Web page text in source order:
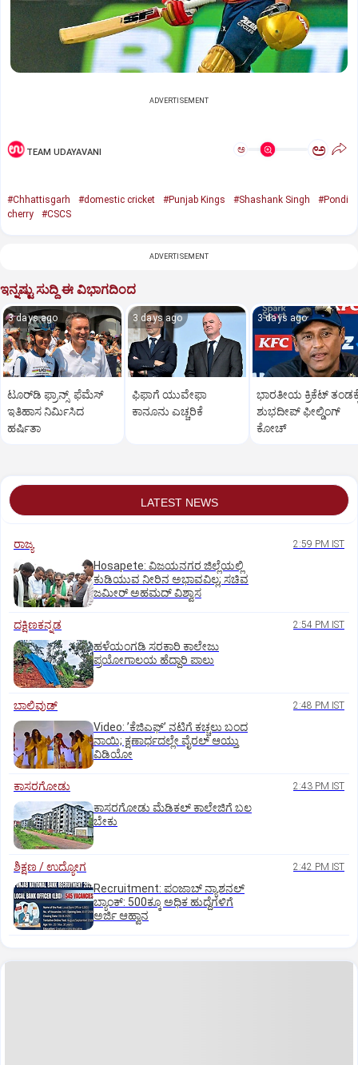
ADVERTISEMENT
TEAM UDAYAVANI ಅ ಅ
#Chhattisgarh #domestic cricket #Punjab Kings #Shashank Singh
#Pondi
cherry
#CSCS
ADVERTISEMENT
ಇನ್ನಷ್ಟು ಸುದ್ದಿ ಈ ವಿಭಾಗದಿಂದ
3 days ago
ಟೂರ್‌ಡಿ ಫ್ರಾನ್ಸ್‌ ಫೆಮೆಸ್‌
ಇತಿಹಾಸ ನಿರ್ಮಿಸಿದ
ಹರ್ಷಿತಾ
3 days ago
ಫಿಫಾಗೆ ಯುವೇಫಾ
ಕಾನೂನು ಎಚ್ಚರಿಕೆ
3 days ago
ಭಾರತೀಯ ಕ್ರಿಕೆಟ್‌
ಶುಭದೀಪ್‌ ಫೀಲ್ಡಿಂಗ್‌
ಕೋಚ್‌
LATEST NEWS
ರಾಜ್ಯ 2:59 PM IST
Hosapete: ವಿಜಯನಗರ ಜಿಲ್ಲೆಯಲ್ಲಿ
ಕುಡಿಯುವ ನೀರಿನ ಅಭಾವವಿಲ್ಲ; ಸಚಿವ
ಜಮೀರ್ ಅಹಮದ್ ವಿಶ್ವಾಸ
ದಕ್ಷಿಣಕನ್ನಡ 2:54 PM IST
ಹಳೆಯಂಗಡಿ ಸರಕಾರಿ ಕಾಲೇಜು
ಪ್ರಯೋಗಾಲಯ ಹೆದ್ದಾರಿ ಪಾಲು
ಬಾಲಿವುಡ್‌ 2:48 PM IST
Video: ʼಕೆಜಿಎಫ್‌ʼ ನಟಿಗೆ ಕಚ್ಚಲು ಬಂದ
ನಾಯಿ; ಕ್ಷಣಾರ್ಧದಲ್ಲೇ ವೈರಲ್‌ ಆಯ್ತು
ವಿಡಿಯೋ
ಕಾಸರಗೋಡು 2:43 PM IST
ಕಾಸರಗೋಡು ಮೆಡಿಕಲ್‌ ಕಾಲೇಜಿಗೆ ಬಲ
ಬೇಕು
ಶಿಕ್ಷಣ / ಉದ್ಯೋಗ 2:42 PM IST
Recruitment: ಪಂಜಾಬ್‌ ನ್ಯಾಶನಲ್‌
ಬ್ಯಾಂಕ್:‌ 500ಕ್ಕೂ ಅಧಿಕ ಹುದ್ದೆಗಳಿಗೆ
ಅರ್ಜಿ ಆಹ್ವಾನ